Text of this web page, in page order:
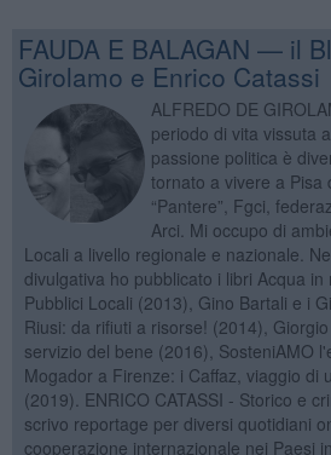
FAUDA E BALAGAN — il
Girolamo e Enrico Catassi
ALFREDO DE
periodo di vita vissuta
passione politica è
tornato a vivere a Pisa
“Pantere”, Fgci,
Arci. Mi occupo di
Locali a livello regionale e nazionale.
divulgativa ho pubblicato i libri Acqua
Pubblici Locali (2013), Gino Bartali e i
Riusi: da rifiuti a risorse! (2014),
servizio del bene (2016), SosteniAMO
Mogador a Firenze: i Caffaz, viaggio di
(2019). ENRICO CATASSI - Storico e
scrivo reportage per diversi quotidiani
cooperazione internazionale nei Paesi